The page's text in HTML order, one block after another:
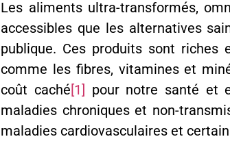
Les aliments ultra-transformés,
accessibles que les alternatives
publique. Ces produits sont riches
comme les fibres, vitamines et
coût caché[1] pour notre santé et
maladies chroniques et non-
maladies cardiovasculaires et